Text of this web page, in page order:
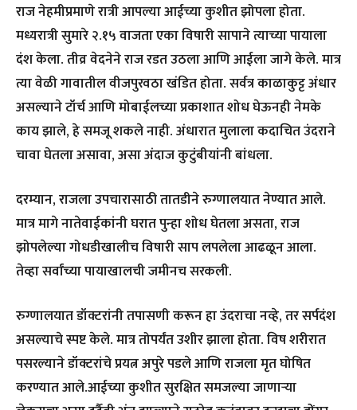
राज नेहमीप्रमाणे रात्री आपल्या आईच्या कुशीत झोपला होता.
मध्यरात्री सुमारे २.१५ वाजता एका विषारी सापाने त्याच्या पायाला
दंश केला. तीव्र वेदनेने राज रडत उठला आणि आईला जागे केले. मात्र
त्या वेळी गावातील वीजपुरवठा खंडित होता. सर्वत्र काळाकुट्ट अंधार
असल्याने टॉर्च आणि मोबाईलच्या प्रकाशात शोध घेऊनही नेमके
काय झाले, हे समजू शकले नाही. अंधारात मुलाला कदाचित उंदराने
चावा घेतला असावा, असा अंदाज कुटुंबीयांनी बांधला.
दरम्यान, राजला उपचारासाठी तातडीने रुग्णालयात नेण्यात आले.
मात्र मागे नातेवाईकांनी घरात पुन्हा शोध घेतला असता, राज
झोपलेल्या गोधडीखालीच विषारी साप लपलेला आढळून आला.
तेव्हा सर्वांच्या पायाखालची जमीनच सरकली.
रुग्णालयात डॉक्टरांनी तपासणी करून हा उंदराचा नव्हे, तर सर्पदंश
असल्याचे स्पष्ट केले. मात्र तोपर्यंत उशीर झाला होता. विष शरीरात
पसरल्याने डॉक्टरांचे प्रयत्न अपुरे पडले आणि राजला मृत घोषित
करण्यात आले.आईच्या कुशीत सुरक्षित समजल्या जाणाऱ्या